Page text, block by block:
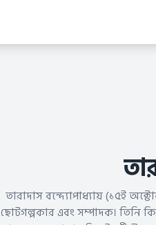
তারাদাস বন্দ্যোপাধ্যায় (১৫ই
ছোটগল্পকার এবং সম্পাদক। তিনি